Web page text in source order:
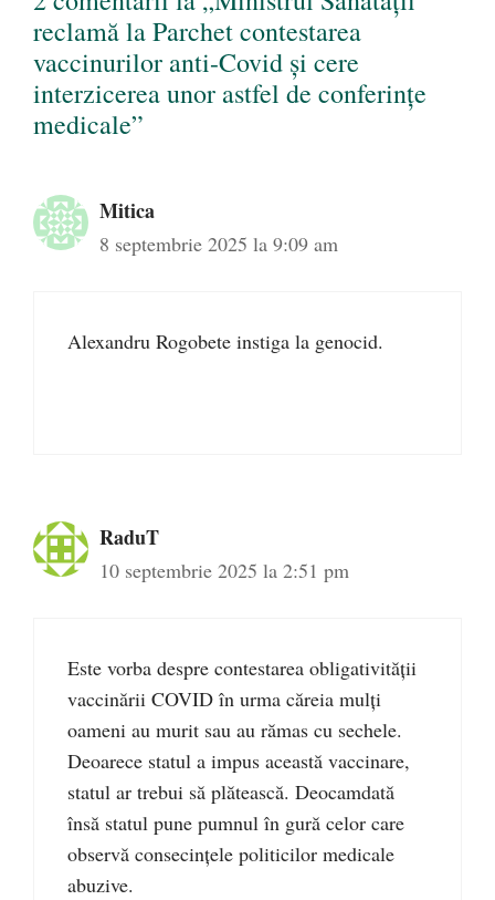
reclamă la Parchet contestarea
vaccinurilor anti-Covid și cere
interzicerea unor astfel de conferințe
medicale”
Mitica
8 septembrie 2025 la 9:09 am
Alexandru Rogobete instiga la genocid.
RaduT
10 septembrie 2025 la 2:51 pm
Este vorba despre contestarea obligativității
vaccinării COVID în urma căreia mulți
oameni au murit sau au rămas cu sechele.
Deoarece statul a impus această vaccinare,
statul ar trebui să plătească. Deocamdată
însă statul pune pumnul în gură celor care
observă consecințele politicilor medicale
abuzive.